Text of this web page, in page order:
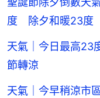
度 除夕和暖23度
天氣｜今日最高
節轉涼
天氣｜今早稍涼